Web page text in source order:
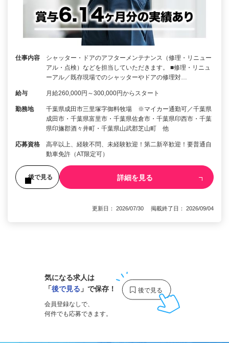
仕事内容
シャッター・ドアのアフターメンテナンス（修理・リニュー
アル・点検）などを担当していただきます。 ■修理・リニュ
ーアル／既存現場でのシャッターやドアの修理対…
給与 月給260,000円～300,000円からスタート
勤務地
千葉県成田市三里塚字御料牧場 ※マイカー通勤可／千葉県
成田市・千葉県富里市・千葉県佐倉市・千葉県印西市・千葉
県印旛郡酒々井町・千葉県山武郡芝山町 他
応募資格
高卒以上、経験不問、未経験歓迎！第二新卒歓迎！要普通自
動車免許（AT限定可）
後で見る 詳細を見る
更新日： 2026/07/30 掲載終了日： 2026/09/04
気になる求人は
「後で見る 」で保存！
会員登録なしで、
何件でも応募できます。